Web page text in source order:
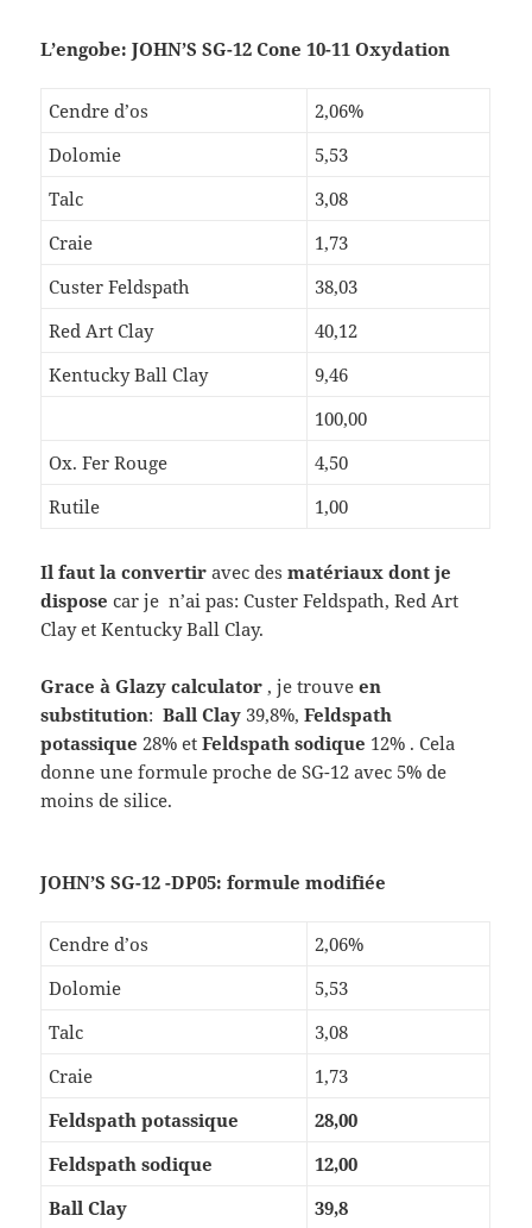
L’engobe: JOHN’S SG-12 Cone 10-11 Oxydation
Cendre d’os
2,06%
Dolomie
5,53
Talc
3,08
Craie
1,73
Custer Feldspath
38,03
Red Art Clay
40,12
Kentucky Ball Clay
9,46
100,00
Ox. Fer Rouge
4,50
Rutile
1,00
Il faut la convertir avec desmatériaux dont je
dispose car je n’ai pas: Custer Feldspath, Red Art
Clay et Kentucky Ball Clay.
Grace à Glazy calculator , je trouveen
substitution:Ball Clay 39,8%,Feldspath
potassique 28% etFeldspath sodique 12% . Cela
donne une formule proche de SG-12 avec 5% de
moins de silice.
JOHN’S SG-12 -DP05: formule modifiée
Cendre d’os
2,06%
Dolomie
5,53
Talc
3,08
Craie
1,73
Feldspath potassique
28,00
Feldspath sodique
12,00
Ball Clay
39,8